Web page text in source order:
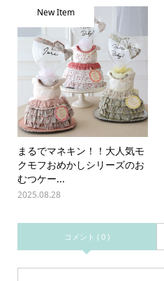
New Item
まるでマネキン！！大人気モ
クモフおめかしシリーズのお
むつケー...
2025.08.28
コメント ( 0 )